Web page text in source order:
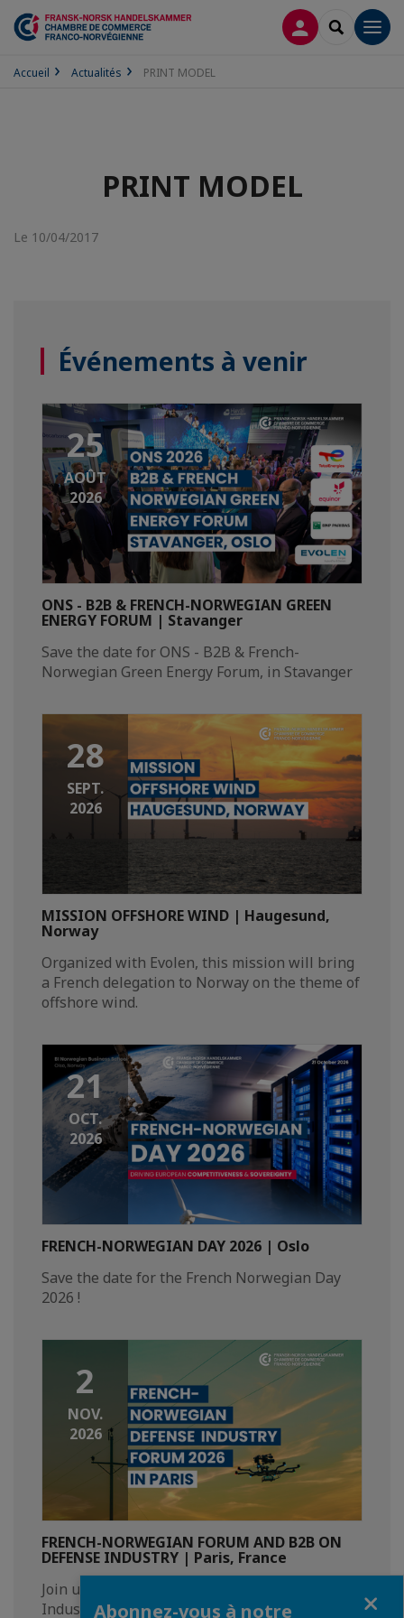
CONNEXION
Accueil Actualités PRINT MODEL
PRINT MODEL
Le 10/04/2017
Événements à venir
25
AOÛT
2026
ONS - B2B & FRENCH-NORWEGIAN GREEN
ENERGY FORUM | Stavanger
Save the date for ONS - B2B & French-
Norwegian Green Energy Forum, in Stavanger​
28
SEPT.
2026
MISSION OFFSHORE WIND | Haugesund,
Norway
Organized with Evolen, this mission will bring
a French delegation to Norway on the theme of
offshore wind.
21
OCT.
2026
FRENCH-NORWEGIAN DAY 2026 | Oslo
Save the date for the French Norwegian Day
2026 !
2
NOV.
2026
FRENCH-NORWEGIAN FORUM AND B2B ON
DEFENSE INDUSTRY | Paris, France
Join us to our French-Norwegian Defense
Industry Forum in Paris
Abonnez-vous à notre